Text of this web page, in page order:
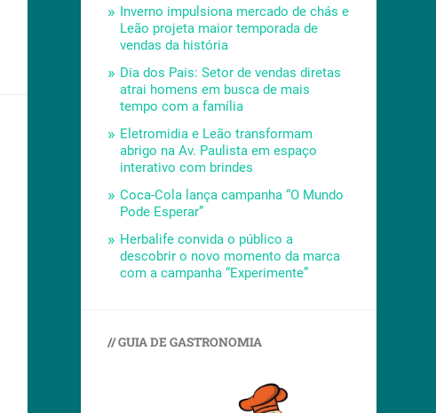
Inverno impulsiona mercado de chás e
Leão projeta maior temporada de
vendas da história
Dia dos Pais: Setor de vendas diretas
atrai homens em busca de mais
tempo com a família
Eletromidia e Leão transformam
abrigo na Av. Paulista em espaço
interativo com brindes
Coca-Cola lança campanha “O Mundo
Pode Esperar”
Herbalife convida o público a
descobrir o novo momento da marca
com a campanha “Experimente”
// GUIA DE GASTRONOMIA